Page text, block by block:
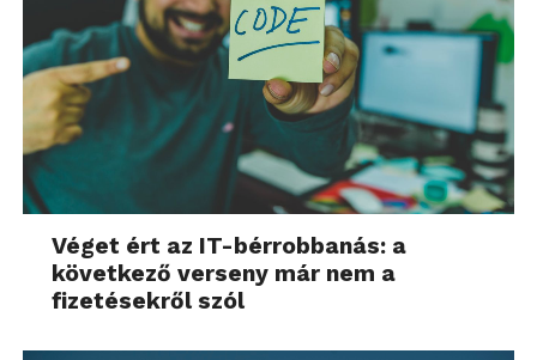
Véget ért az IT-bérrobbanás: a
következő verseny már nem a
fizetésekről szól